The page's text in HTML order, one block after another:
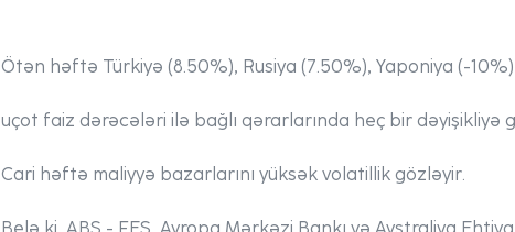
Ötən həftə Türkiyə (8.50%), Rusiya (7.50%), Yaponiya (-
uçot faiz dərəcələri ilə bağlı qərarlarında heç bir dəyişikliyə
Cari həftə maliyyə bazarlarını yüksək volatillik gözləyir.